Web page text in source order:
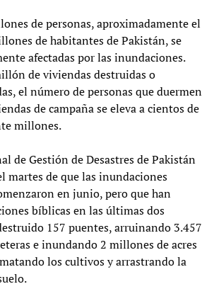
de personas, aproximadamente el
de habitantes de Pakistán, se
afectadas por las inundaciones.
de viviendas destruidas o
el número de personas que duermen
de campaña se eleva a cientos de
millones.
de Gestión de Desastres de Pakistán
martes de que las inundaciones
en junio, pero que han
bíblicas en las últimas dos
157 puentes, arruinando 3.457
e inundando 2 millones de acres
los cultivos y arrastrando la